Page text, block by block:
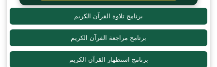
برنامج تلاوة القرآن الكريم
برنامج مراجعة القرآن الكريم
برنامج استظهار القرآن الكريم